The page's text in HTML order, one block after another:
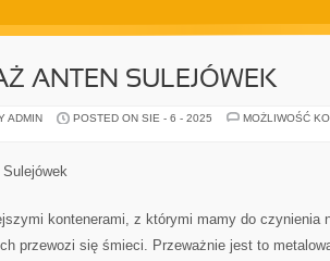
ANTEN SULEJÓWEK
ADMIN POSTED ON SIE - 6 - 2025
MOŻLIWOŚĆ
kontenerami, z którymi mamy do czynienia
przewozi się śmieci. Przeważnie jest to